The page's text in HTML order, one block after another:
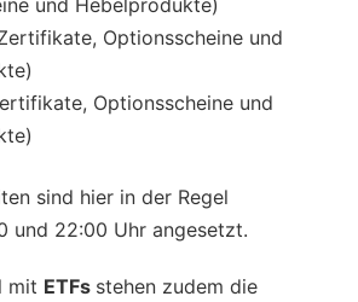
Optionsscheine und
Optionsscheine und
sind hier in der Regel
und 22:00 Uhr angesetzt.
mit ETFs stehen zudem die